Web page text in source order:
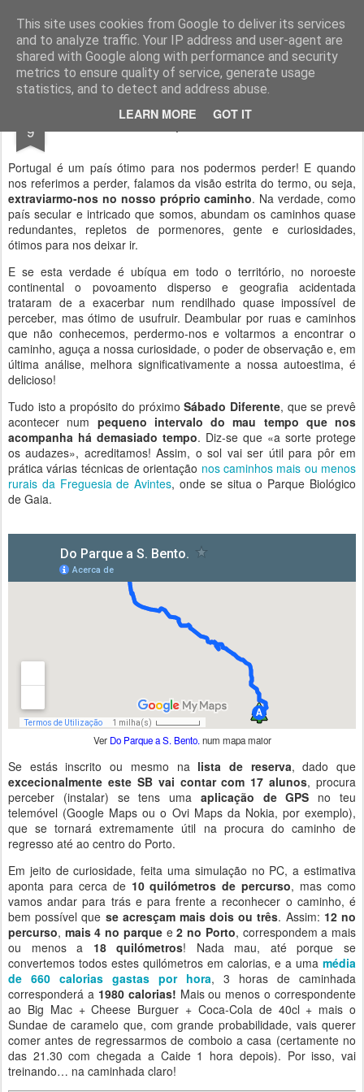
This site uses cookies from Google to deliver its services
and to analyze traffic. Your IP address and user-agent are
shared with Google along with performance and security
metrics to ensure quality of service, generate usage
statistics, and to detect and address abuse.
LEARN MORE GOT IT
Geopalavras
canal800 clique ZapCanal
9 É bom perdermo-nos!
Portugal é um país ótimo para nos podermos perder! E quando
nos referimos a perder, falamos da visão estrita do termo, ou seja,
extraviarmo-nos no nosso próprio caminho. Na verdade, como
país secular e intricado que somos, abundam os caminhos quase
redundantes, repletos de pormenores, gente e curiosidades,
ótimos para nos deixar ir.
E se esta verdade é ubíqua em todo o território, no noroeste
continental o povoamento disperso e geografia acidentada
trataram de a exacerbar num rendilhado quase impossível de
perceber, mas ótimo de usufruir. Deambular por ruas e caminhos
que não conhecemos, perdermo-nos e voltarmos a encontrar o
caminho, aguça a nossa curiosidade, o poder de observação e, em
última análise, melhora significativamente a nossa autoestima, é
delicioso!
Tudo isto a propósito do próximoSábado Diferente, que se prevê
acontecer num pequeno intervalo do mau tempo que nos
acompanha há demasiado tempo. Diz-se que «a sorte protege
os audazes», acreditamos! Assim, o sol vai ser útil para pôr em
prática várias técnicas de orientação nos caminhos mais ou menos
rurais da Freguesia de Avintes, onde se situa o Parque Biológico
de Gaia.
Ver Do Parque a S. Bento. num mapa maior
Se estás inscrito ou mesmo na lista de reserva, dado que
excecionalmente este SB vai contar com 17 alunos, procura
perceber (instalar) se tens uma aplicação de GPS no teu
telemóvel (Google Maps ou o Ovi Maps da Nokia, por exemplo),
que se tornará extremamente útil na procura do caminho de
regresso até ao centro do Porto.
Em jeito de curiosidade, feita uma simulação no PC, a estimativa
aponta para cerca de 10 quilómetros de percurso, mas como
vamos andar para trás e para frente a reconhecer o caminho, é
bem possível que se acresçam mais dois ou três. Assim: 12 no
percurso, mais 4 no parquee2 no Porto, correspondem a mais
ou menos a 18 quilómetros! Nada mau, até porque se
convertemos todos estes quilómetros em calorias, e a uma média
de 660 calorias gastas por hora, 3 horas de caminhada
corresponderá a 1980 calorias! Mais ou menos o correspondente
ao Big Mac + Cheese Burguer + Coca-Cola de 40cl + mais o
Sundae de caramelo que, com grande probabilidade, vais querer
comer antes de regressarmos de comboio a casa (certamente no
das 21.30 com chegada a Caide 1 hora depois). Por isso, vai
treinando… na caminhada claro!